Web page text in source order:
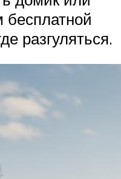
разгуляться.